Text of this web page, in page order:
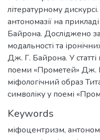
літературному
антономазії на
Байрона. Досліджено
модальності та
Дж. Г. Байрона. У статті
поеми «Прометей» Дж.
міфологічний образ
символіку у поемі
Keywords
міфоцентризм,